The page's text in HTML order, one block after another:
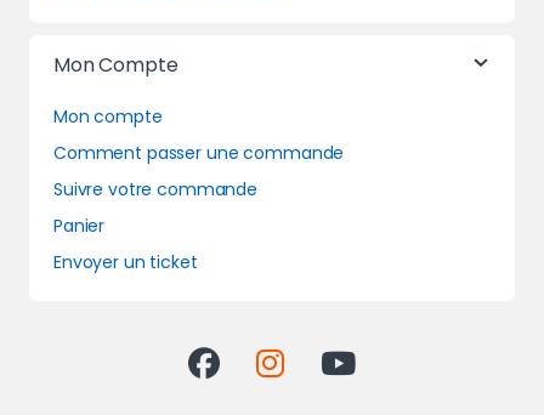
Mon Compte
Mon compte
Comment passer une commande
Suivre votre commande
Panier
Envoyer un ticket